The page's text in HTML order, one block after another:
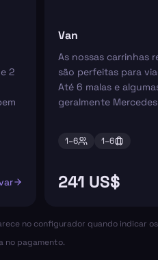
2
Van
As nossas carrinhas
são perfeitas para
Até 6 malas e
geralmente
1–6 1–6
241 US$
no configurador quando indicar
no pagamento.